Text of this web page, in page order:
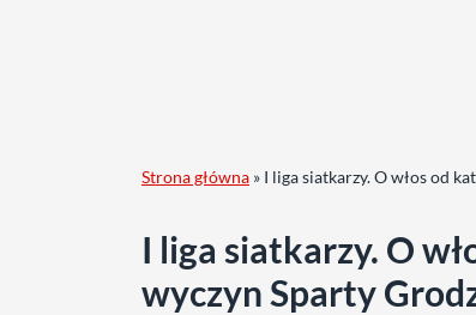
Strona główna » I liga siatkarzy. O włos od
I liga siatkarzy. O
wyczyn Sparty